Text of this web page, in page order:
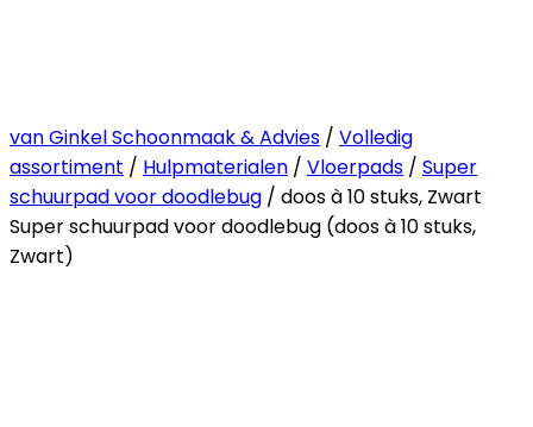
van Ginkel Schoonmaak & Advies / Volledig
assortiment / Hulpmaterialen / Vloerpads / Super
schuurpad voor doodlebug / doos à 10 stuks, Zwart
Super schuurpad voor doodlebug (doos à 10 stuks,
Zwart)